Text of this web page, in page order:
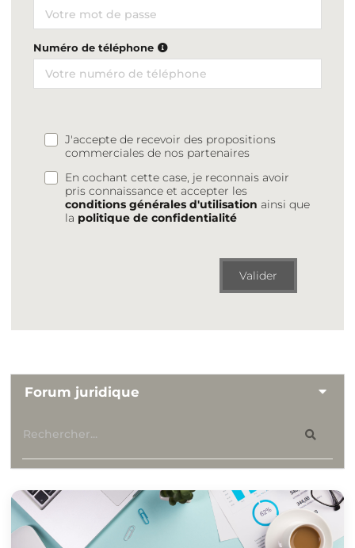
Numéro de téléphone
J'accepte de recevoir des propositions
commerciales de nos partenaires
En cochant cette case, je reconnais avoir
pris connaissance et accepter les
conditions générales d'utilisation ainsi que
la politique de confidentialité
Valider
Forum juridique